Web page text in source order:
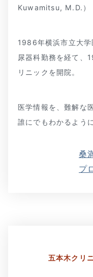
Kuwamitsu, M.D.）
1986年横浜市立大
尿器科勤務を経て、
リニックを開院。
医学情報を、難解な
誰にでもわかるよう
桑
プ
五本木クリ